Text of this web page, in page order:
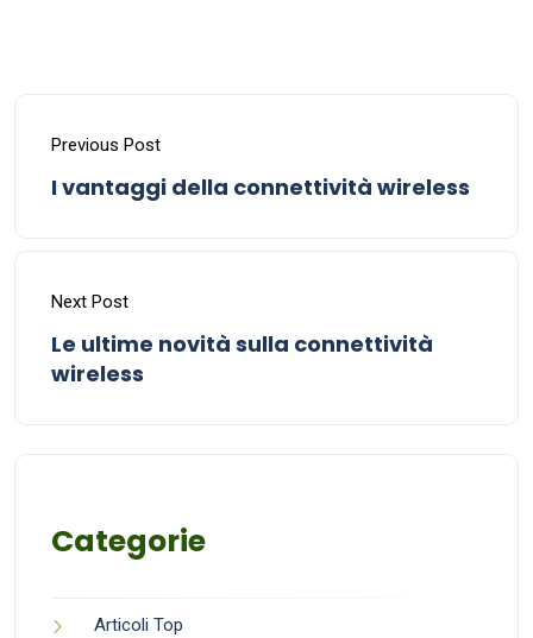
Previous Post
I vantaggi della connettività wireless
Next Post
Le ultime novità sulla connettività
wireless
Categorie
Articoli Top